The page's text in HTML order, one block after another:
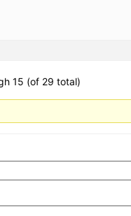
15 (of 29 total)